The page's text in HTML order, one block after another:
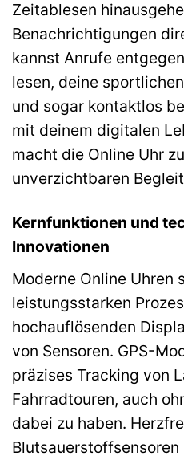
Zeitablesen
Benachrichtigungen
kannst Anrufe
lesen, deine
und sogar kontaktlos
mit deinem digitalen
macht die Online Uhr
unverzichtbaren
Kernfunktionen und
Innovationen
Moderne Online Uhren
leistungsstarken
hochauflösenden
von Sensoren. GPS-
präzises Tracking von
Fahrradtouren, auch
dabei zu haben.